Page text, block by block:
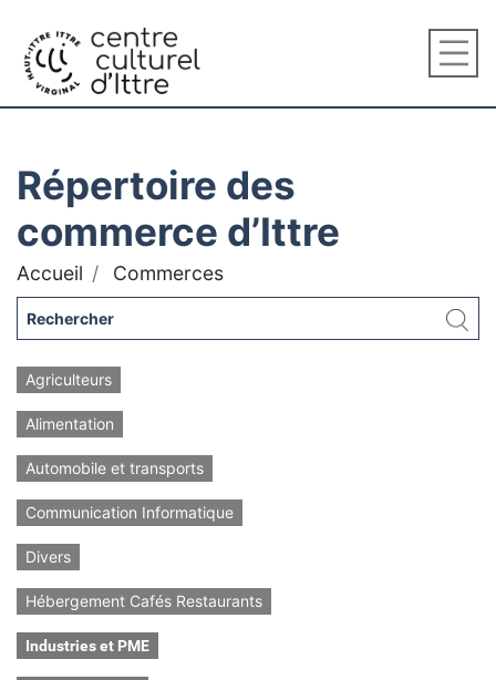
Répertoire des
commerce d’Ittre
Accueil Commerces
Agriculteurs
Alimentation
Automobile et transports
Communication Informatique
Divers
Hébergement Cafés Restaurants
Industries et PME